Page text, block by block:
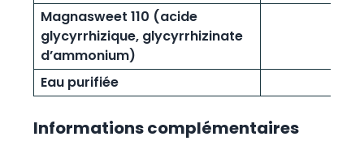
Magnasweet 110 (acide
glycyrrhizique, glycyrrhizinate
d’ammonium)
Eau purifiée
Informations complémentaires